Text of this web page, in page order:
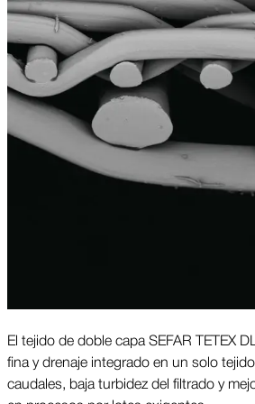
El tejido de doble capa SEFAR TETEX
fina y drenaje integrado en un solo
caudales, baja turbidez del filtrado y